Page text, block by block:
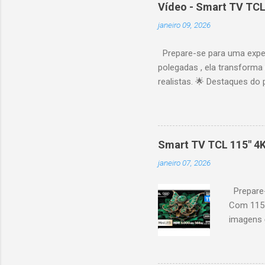
Vídeo - Smart TV
janeiro 09, 2026
Prepare-se para uma
polegadas , ela
realistas. 🌟 Destaques do
desempenho otimizado
ideal para esportes e
recomendações
mais. Google Assistente :
Altura: 153,8 cm |
Smart TV TCL 115"
janeiro 07, 2026
Com
imagens